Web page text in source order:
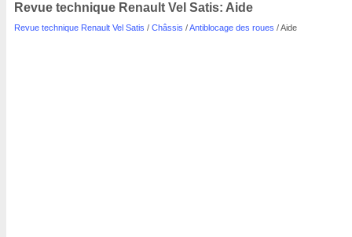
Revue technique Renault Vel Satis: Aide
Revue technique Renault Vel Satis / Châssis /Antiblocage des roues / Aide